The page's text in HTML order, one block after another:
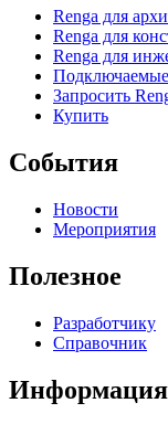
Renga для
Renga для
Renga для
Запросить
Купить
События
Новости
Мероприятия
Полезное
Разработчику
Справочник
Информация